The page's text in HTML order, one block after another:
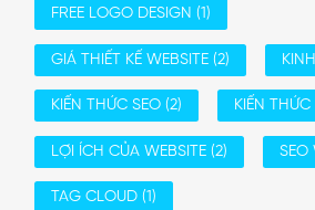
FREE LOGO DESIGN (1)
GIÁ THIẾT KẾ WEBSITE (2)
KIẾN THỨC SEO (2) KIẾN THỨC
LỢI ÍCH CỦA WEBSITE (2) SEO
TAG CLOUD (1)